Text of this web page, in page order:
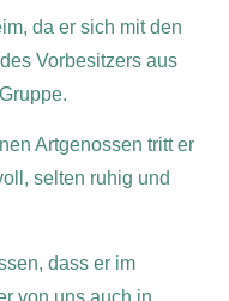
da er sich mit den
Vorbesitzers aus
Artgenossen tritt er
selten ruhig und
dass er im
von uns auch in